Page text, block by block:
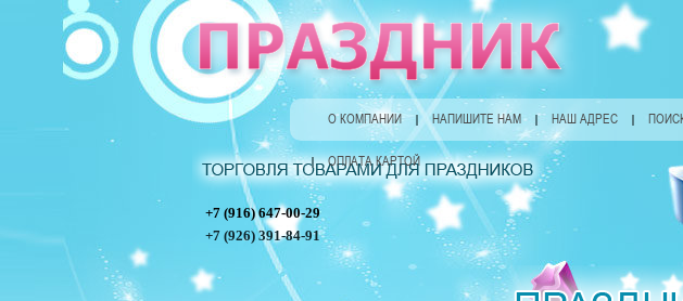
+7 (916) 647-00-29
+7 (926) 391-84-91
О КОМПАНИИ НАПИШИТЕ НАМ НАШ АДРЕС
ОПЛАТА КАРТОЙ